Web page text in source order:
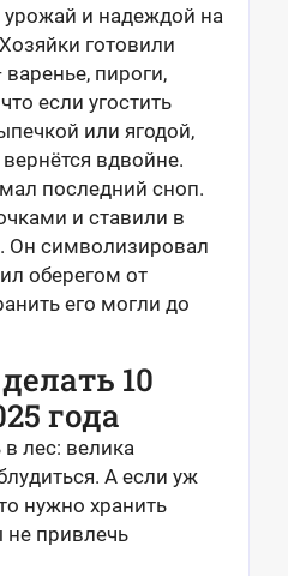
урожай и надеждой на
готовили
пироги,
если угостить
или ягодой,
вдвойне.
последний сноп.
и ставили в
Он символизировал
оберегом от
его могли до
10
года
в лес: велика
А если уж
нужно хранить
привлечь